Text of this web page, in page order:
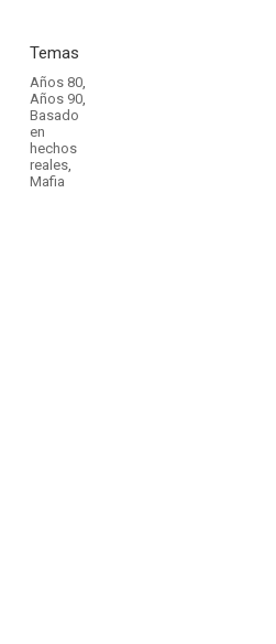
Temas
Años 80,
Años 90,
Basado
en
hechos
reales,
Mafia